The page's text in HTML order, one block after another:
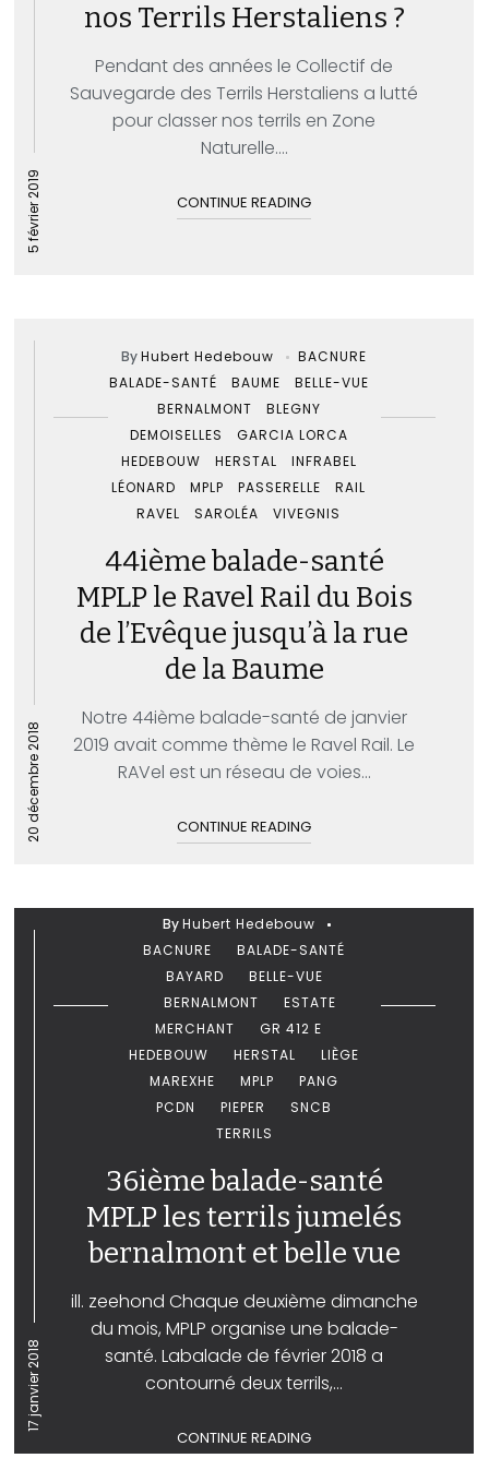
5 février 2019
nos Terrils Herstaliens ?
Pendant des années le Collectif de
Sauvegarde des Terrils Herstaliens a lutté
pour classer nos terrils en Zone
Naturelle....
CONTINUE READING
20 décembre 2018
ByHubert Hedebouw
BACNURE
BALADE-SANTÉ
BAUME
BELLE-VUE
BERNALMONT
BLEGNY
DEMOISELLES
GARCIA LORCA
HEDEBOUW
HERSTAL
INFRABEL
LÉONARD
MPLP PASSERELLE
RAIL
RAVEL
SAROLÉA VIVEGNIS
44ième balade-santé
MPLP le Ravel Rail du Bois
de l’Evêque jusqu’à la rue
de la Baume
Notre 44ième balade-santé de janvier
2019 avait comme thème le Ravel Rail. Le
RAVel est un réseau de voies...
CONTINUE READING
17 janvier 2018
ByHubert Hedebouw
BACNURE
BALADE-SANTÉ
BAYARD
BELLE-VUE
BERNALMONT
ESTATE
MERCHANT
GR 412 E
HEDEBOUW
HERSTAL
LIÈGE
MAREXHE
MPLP
PANG
PCDN
PIEPER
SNCB
TERRILS
36ième balade-santé
MPLP les terrils jumelés
bernalmont et belle vue
ill. zeehond Chaque deuxième dimanche
du mois, MPLP organise une balade-
santé. Labalade de février 2018 a
contourné deux terrils,...
CONTINUE READING